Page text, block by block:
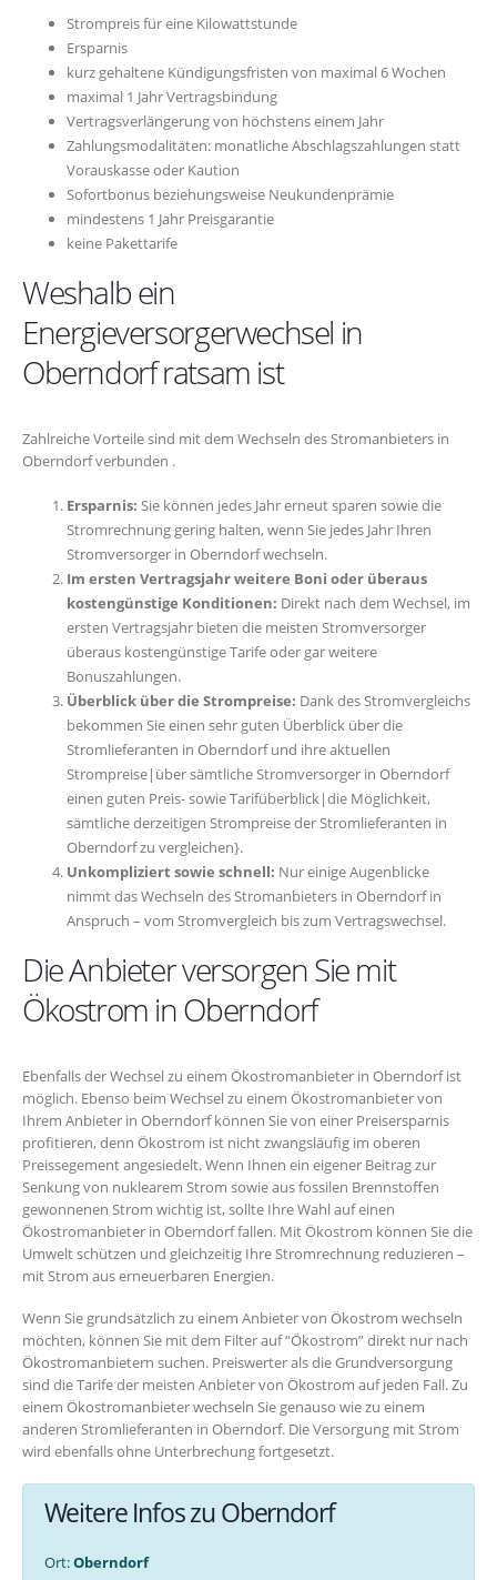
Strompreis für eine Kilowattstunde
Ersparnis
kurz gehaltene Kündigungsfristen von maximal 6 Wochen
maximal 1 Jahr Vertragsbindung
Vertragsverlängerung von höchstens einem Jahr
Zahlungsmodalitäten: monatliche Abschlagszahlungen statt
Vorauskasse oder Kaution
Sofortbonus beziehungsweise Neukundenprämie
mindestens 1 Jahr Preisgarantie
keine Pakettarife
Weshalb ein
Energieversorgerwechsel in
Oberndorf ratsam ist
Zahlreiche Vorteile sind mit dem Wechseln des Stromanbieters in
Oberndorf verbunden .
Ersparnis: Sie können jedes Jahr erneut sparen sowie die
Stromrechnung gering halten, wenn Sie jedes Jahr Ihren
Stromversorger in Oberndorf wechseln.
Im ersten Vertragsjahr weitere Boni oder überaus
kostengünstige Konditionen: Direkt nach dem Wechsel, im
ersten Vertragsjahr bieten die meisten Stromversorger
überaus kostengünstige Tarife oder gar weitere
Bonuszahlungen.
Überblick über die Strompreise: Dank des Stromvergleichs
bekommen Sie einen sehr guten Überblick über die
Stromlieferanten in Oberndorf und ihre aktuellen
Strompreise|über sämtliche Stromversorger in Oberndorf
einen guten Preis- sowie Tarifüberblick|die Möglichkeit,
sämtliche derzeitigen Strompreise der Stromlieferanten in
Oberndorf zu vergleichen}.
Unkompliziert sowie schnell: Nur einige Augenblicke
nimmt das Wechseln des Stromanbieters in Oberndorf in
Anspruch – vom Stromvergleich bis zum Vertragswechsel.
Die Anbieter versorgen Sie mit
Ökostrom in Oberndorf
Ebenfalls der Wechsel zu einem Ökostromanbieter in Oberndorf ist
möglich. Ebenso beim Wechsel zu einem Ökostromanbieter von
Ihrem Anbieter in Oberndorf können Sie von einer Preisersparnis
profitieren, denn Ökostrom ist nicht zwangsläufig im oberen
Preissegement angesiedelt. Wenn Ihnen ein eigener Beitrag zur
Senkung von nuklearem Strom sowie aus fossilen Brennstoffen
gewonnenen Strom wichtig ist, sollte Ihre Wahl auf einen
Ökostromanbieter in Oberndorf fallen. Mit Ökostrom können Sie die
Umwelt schützen und gleichzeitig Ihre Stromrechnung reduzieren –
mit Strom aus erneuerbaren Energien.
Wenn Sie grundsätzlich zu einem Anbieter von Ökostrom wechseln
möchten, können Sie mit dem Filter auf “Ökostrom” direkt nur nach
Ökostromanbietern suchen. Preiswerter als die Grundversorgung
sind die Tarife der meisten Anbieter von Ökostrom auf jeden Fall. Zu
einem Ökostromanbieter wechseln Sie genauso wie zu einem
anderen Stromlieferanten in Oberndorf. Die Versorgung mit Strom
wird ebenfalls ohne Unterbrechung fortgesetzt.
Weitere Infos zu Oberndorf
Ort:Oberndorf